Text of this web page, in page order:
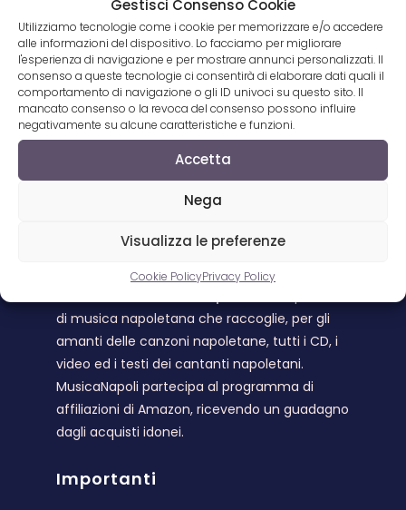
Gestisci Consenso Cookie
Utilizziamo tecnologie come i cookie per memorizzare e/o accedere
alle informazioni del dispositivo. Lo facciamo per migliorare
l'esperienza di navigazione e per mostrare annunci personalizzati. Il
consenso a queste tecnologie ci consentirà di elaborare dati quali il
comportamento di navigazione o gli ID univoci su questo sito. Il
mancato consenso o la revoca del consenso possono influire
negativamente su alcune caratteristiche e funzioni.
Accetta
Nega
Visualizza le preferenze
Cookie PolicyPrivacy Policy
Inserisci un CD
Inserisci un testo
Pubblica un articolo
Pubblicità
di musica napoletana che raccoglie, per gli
amanti delle canzoni napoletane, tutti i CD, i
video ed i testi dei cantanti napoletani.
MusicaNapoli partecipa al programma di
affiliazioni di Amazon, ricevendo un guadagno
dagli acquisti idonei.
Importanti